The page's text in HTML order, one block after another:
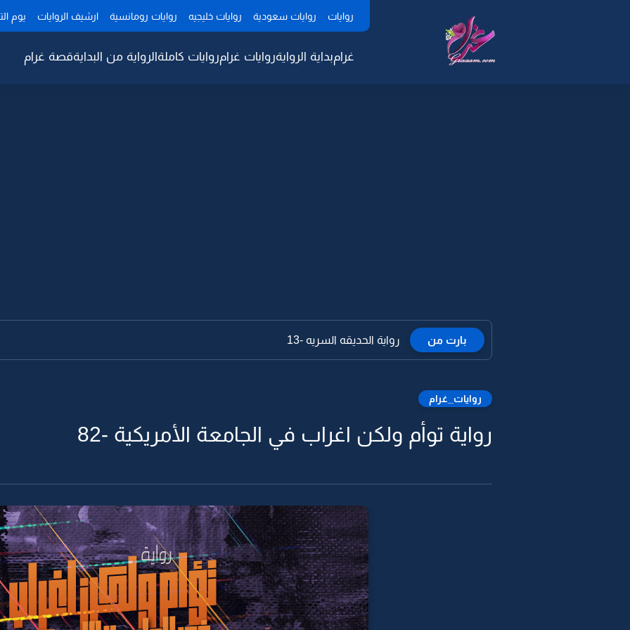
روايات روايات سعودية روايات خليجيه روايات رومانسية ارشيف الروايات يوم
غرامبداية الروايةروايات غرامروايات كاملةالرواية من البدايةقصة غرام
بارت من رواية الحديقه السريه -13
روايات_غرام
رواية توأم ولكن اغراب في الجامعة الأمريكية -82